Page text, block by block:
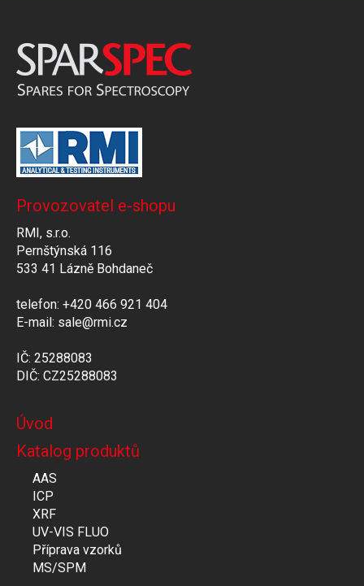
Provozovatel e-shopu
RMI, s.r.o.
Pernštýnská 116
533 41 Lázně Bohdaneč
telefon: +420 466 921 404
E-mail: sale@rmi.cz
IČ: 25288083
DIČ: CZ25288083
Úvod
Katalog produktů
AAS
ICP
XRF
UV-VIS FLUO
Příprava vzorků
MS/SPM